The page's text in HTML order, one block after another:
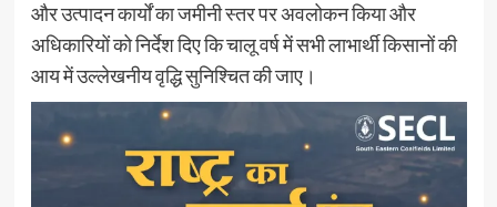
और उत्पादन कार्यों का जमीनी स्तर पर अवलोकन किया और
अधिकारियों को निर्देश दिए कि चालू वर्ष में सभी लाभार्थी किसानों की
आय में उल्लेखनीय वृद्धि सुनिश्चित की जाए।